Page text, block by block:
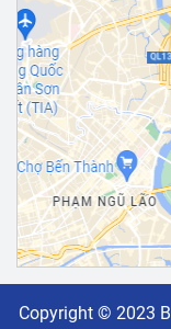
Copyright © 2023